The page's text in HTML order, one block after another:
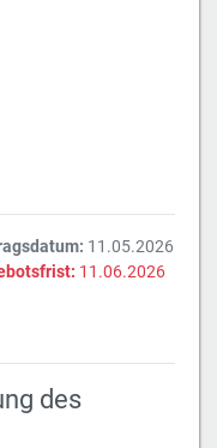
11.05.2026
11.06.2026
des